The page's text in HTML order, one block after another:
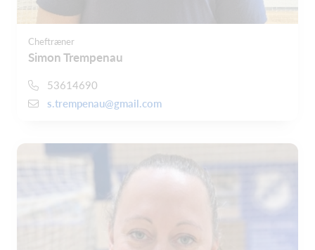
Cheftræner
Simon Trempenau
53614690
s.trempenau@gmail.com